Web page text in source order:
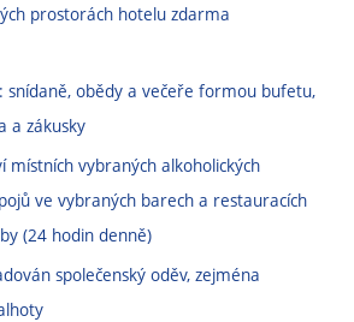
prostorách hotelu zdarma
snídaně, obědy a večeře formou bufetu,
a zákusky
místních vybraných alkoholických
ve vybraných barech a restauracích
(24 hodin denně)
společenský oděv, zejména